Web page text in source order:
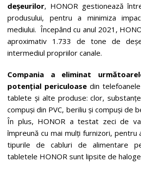
deșeurilor, HONOR gestionează
produsului, pentru a minimiza
mediului. Începând cu anul 2021,
aproximativ 1.733 de tone de
intermediul propriilor canale.
Compania a eliminat
potențial periculoase din
tablete și alte produse: clor,
compuși din PVC, beriliu și compuși de
În plus, HONOR a testat zeci de
împreună cu mai mulți furnizori, pentru
tipurile de cabluri de alimentare
tabletele HONOR sunt lipsite de